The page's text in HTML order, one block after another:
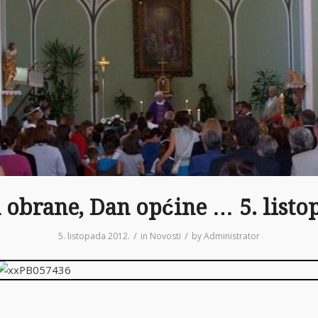
obrane, Dan općine … 5.
5. listopada 2012. / in Novosti / byAdministrator